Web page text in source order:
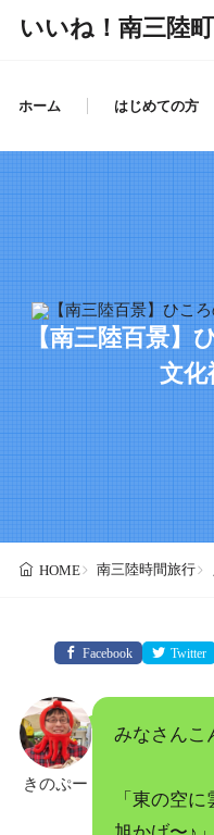
いいね！南三陸町
ホーム はじめての方
【南三陸百景】
文化
HOME 南三陸時間旅行
Facebook Twitter
きのぷー
みなさんこ
「東の空